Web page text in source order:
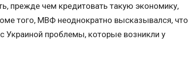
прежде чем кредитовать такую экономику,
того, МВФ неоднократно высказывался, что
Украиной проблемы, которые возникли у